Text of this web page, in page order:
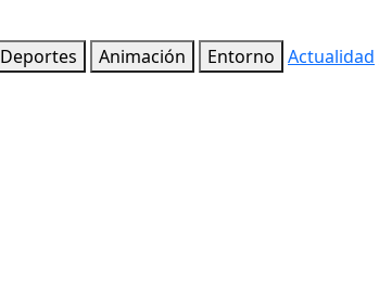
Deportes Animación Entorno Actualidad